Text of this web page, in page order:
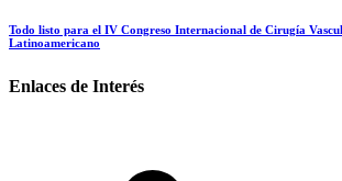
Todo listo para el IV Congreso Internacional de Cirugía
Latinoamericano
Enlaces de Interés